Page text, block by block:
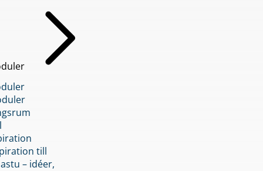
till
– idéer,